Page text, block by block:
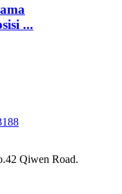
...
Qiwen Road.